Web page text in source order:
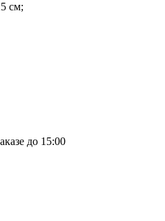
см;
до 15:00